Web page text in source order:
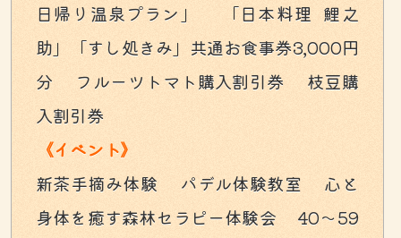
日帰り温泉プラン」 「日本料理 鯉之
助」「すし処きみ」共通お食事券3,000円
分 フルーツトマト購入割引券 枝豆購
入割引券
《イベント》
新茶手摘み体験 パデル体験教室 心と
身体を癒す森林セラピー体験会 40～59